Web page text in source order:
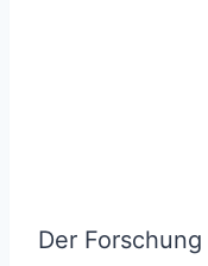
Der